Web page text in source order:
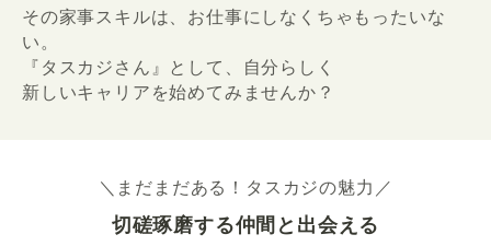
その家事スキルは、お仕事にしなくちゃもったいな
い。
『タスカジさん』として、自分らしく
新しいキャリアを始めてみませんか？
＼まだまだある！タスカジの魅力／
切磋琢磨する仲間と出会える